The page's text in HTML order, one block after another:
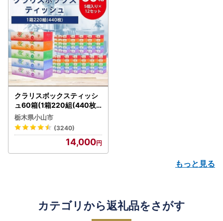
クラリスボックスティッシ
ュ60箱(1箱220組(440枚))
(5個入り×12セット)【配送
不可地域：離島・沖縄県】
【1256759】
栃木県小山市
(3240)
14,000
もっと見る
カテゴリから返礼品をさがす